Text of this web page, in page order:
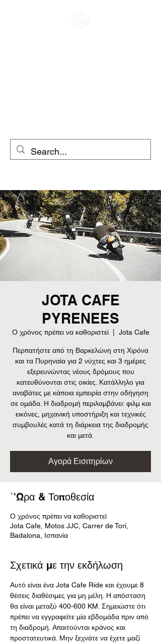
JOTA CAFE
PYRENEES
Ο χρόνος πρέπει να καθοριστεί
  |
Jota Cafe
Περπατήστε από τη Βαρκελώνη στη Χιρόνα
και τα Πυρηναία για 2 νύχτες και 3 ημέρες
εξερευνώντας νέους δρόμους που
κατευθύνονται στις οικίες. Κατάλληλο για
αναβάτες με κάποια εμπειρία στην οδήγηση
σε ομάδα. Η διαδρομή περιλαμβάνει: φιλμ και
εικόνες, μηχανική υποστήριξη και τεχνικές
συμβουλές κατά τη διάρκεια της διαδρομής
και μετά.
Αγορά Εισιτηρίων
΄'Ωρα & Τοποθεσία
Ο χρόνος πρέπει να καθοριστεί
Jota Cafe, Motos JJC, Carrer de Torí,
Badalona, Ισπανία
Σχετικά με την εκδήλωση
Αυτό είναι ένα Jota Cafe Ride και έχουμε 8
θέσεις διαθέσιμες για μη μέλη. Η απόσταση
θα είναι μεταξύ 400-600 KM. Σημειώστε ότι
πρέπει να εγγραφείτε μία εβδομάδα πριν από
τη διαδρομή. Απαιτούνται κράνος και
προστατευτικά. Μην ξεχνάτε να έχετε μαζί